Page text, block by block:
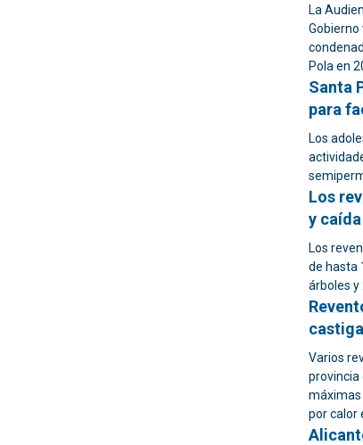
La
Gobierno
Pola en
Santa
para
Los
Los
y
Los
de hasta
árboles y
Varios
provincia
máximas
por calor